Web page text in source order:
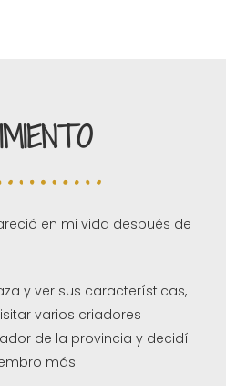
en mi vida después de
y ver sus características,
varios criadores
de la provincia y decidí
más.